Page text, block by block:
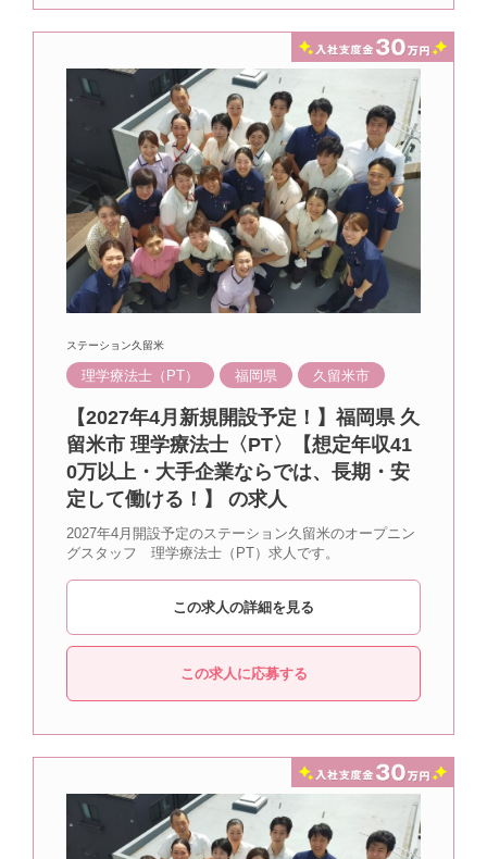
ステーション久留米
理学療法士（PT） 福岡県 久留米市
【2027年4月新規開設予定！】福岡県 久
留米市 理学療法士〈PT〉【想定年収41
0万以上・大手企業ならでは、長期・安
定して働ける！】 の求人
2027年4月開設予定のステーション久留米のオープニン
グスタッフ 理学療法士（PT）求人です。
この求人の詳細を見る
この求人に応募する